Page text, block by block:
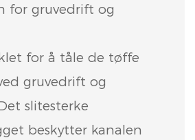
for gruvedrift og
for å tåle de tøffe
gruvedrift og
slitesterke
beskytter kanalen